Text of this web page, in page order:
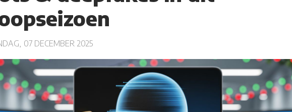
07 DECEMBER 2025